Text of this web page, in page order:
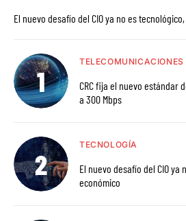
El nuevo desafío del CIO ya no es
TELECOMUNICACIONES
CRC fija el nuevo estándar
a 300 Mbps
TECNOLOGÍA
El nuevo desafío del CIO ya
económico